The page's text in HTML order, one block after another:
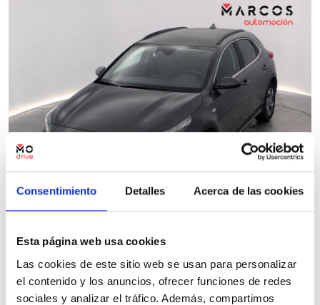
Consentimiento Detalles Acerca de las cookies
Esta página web usa cookies
Las cookies de este sitio web se usan para personalizar
el contenido y los anuncios, ofrecer funciones de redes
sociales y analizar el tráfico. Además, compartimos
Kia XCeed
1.0 T-GDi Drive 85kW (115CV)
Manual